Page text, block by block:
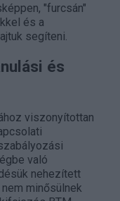
"furcsán"
és a
segíteni.
és
viszonyítottan
való
nehezített
minősülnek